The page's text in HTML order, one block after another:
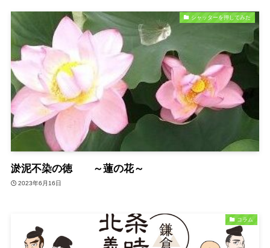
シャッターを押してみた
淤泥不染の徳 ～蓮の花～
2023年6月16日
コラム